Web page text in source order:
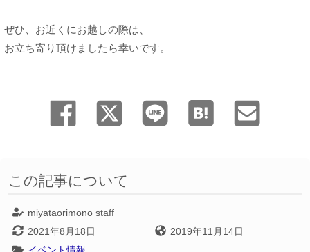
ぜひ、お近くにお越しの際は、
お立ち寄り頂けましたら幸いです。
この記事について
miyataorimono staff
2021年8月18日
2019年11月14日